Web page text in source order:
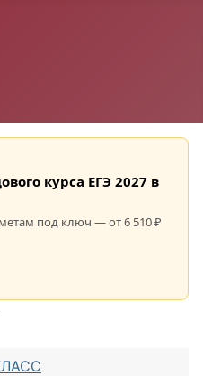
курса ЕГЭ 2027 в
под ключ — от 6 510 ₽